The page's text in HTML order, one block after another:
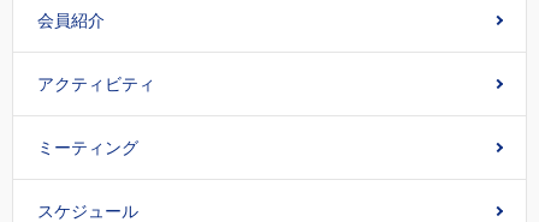
会員紹介
アクティビティ
ミーティング
スケジュール